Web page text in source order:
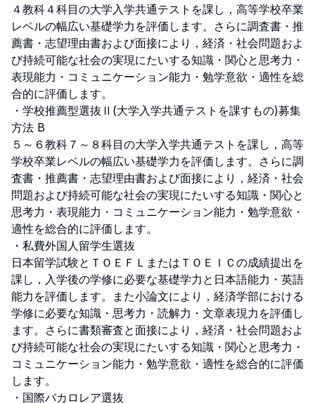
４教科４科目の大学入学共通テストを課し，高等学校卒業
レベルの幅広い基礎学力を評価します。さらに調査書・推
薦書・志望理由書および面接により，経済・社会問題およ
び持続可能な社会の実現にたいする知識・関心と思考力・
表現能力・コミュニケーション能力・勉学意欲・適性を総
合的に評価します。
・学校推薦型選抜Ⅱ(大学入学共通テストを課すもの)募集
方法 B
５～６教科７～８科目の大学入学共通テストを課し，高等
学校卒業レベルの幅広い基礎学力を評価します。さらに調
査書・推薦書・志望理由書および面接により，経済・社会
問題および持続可能な社会の実現にたいする知識・関心と
思考力・表現能力・コミュニケーション能力・勉学意欲・
適性を総合的に評価します。
・私費外国人留学生選抜
日本留学試験とＴＯＥＦＬまたはＴＯＥＩＣの成績提出を
課し，入学後の学修に必要な基礎学力と日本語能力・英語
能力を評価します。また小論文により，経済学部における
学修に必要な知識・思考力・読解力・文章表現力を評価し
ます。さらに書類審査と面接により，経済・社会問題およ
び持続可能な社会の実現にたいする知識・関心と思考力・
コミュニケーション能力・勉学意欲・適性を総合的に評価
します。
・国際バカロレア選抜